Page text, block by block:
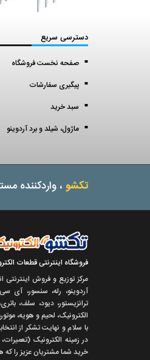
دسترسی سریع
صفحه نخست فروشگاه
پیگیری سفارشات
سبد خرید
ماژول، شیلد و برد آردوینو
تکشو ، واردکننده
فروشگاه اینترنتی قطعات
مرکز توزیع و فروش اینترنتی
آردوینو، رله، سنسور، آی
ترانزیستور، دیود، سلف،
الکترونیک، لحیم و هویه،
با سلام و نهايت تشکر از
در زمينه الکترونيک
خريد شما مشتريان عزيز را